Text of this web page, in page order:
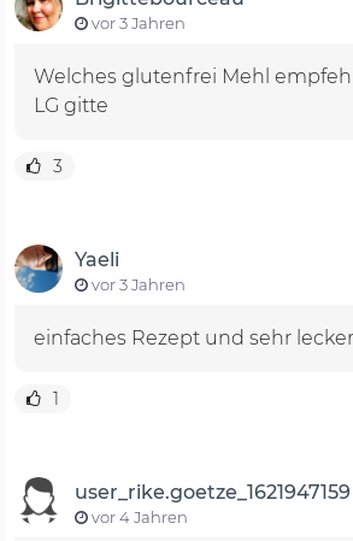
vor 3 Jahren
Welches glutenfrei Mehl
LG gitte
3
Yaeli
vor 3 Jahren
einfaches Rezept und sehr
1
user_rike.goetze_1621947159
vor 4 Jahren